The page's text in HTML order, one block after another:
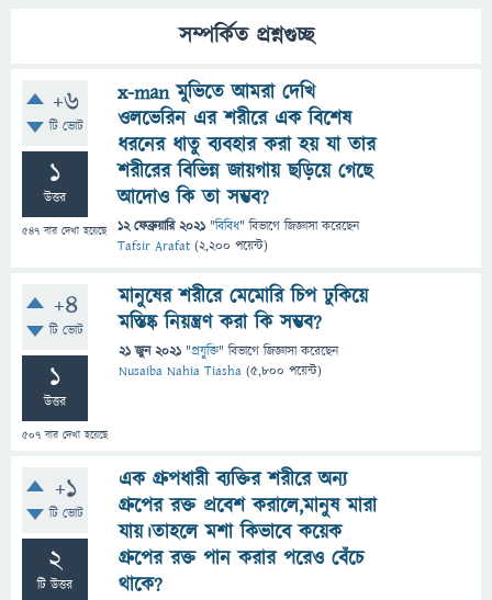
সম্পর্কিত প্রশ্নগুচ্ছ
+6
টি ভোট
1
উত্তর
547 বার দেখা হয়েছে
x-man মুভিতে আমরা দেখি
ওলভেরিন এর শরীরে এক বিশেষ
ধরনের ধাতু ব্যবহার করা হয় যা তার
শরীরের বিভিন্ন জায়গায় ছড়িয়ে গেছে
আদোও কি তা সম্ভব?
12 ফেব্রুয়ারি 2021 "বিবিধ" বিভাগে জিজ্ঞাসাকরেছেন
Tafsir Arafat (2,200 পয়েন্ট)
+4
টি ভোট
1
উত্তর
507 বার দেখা হয়েছে
মানুষের শরীরে মেমোরি চিপ ঢুকিয়ে
মস্তিষ্ক নিয়ন্ত্রণ করা কি সম্ভব?
21 জুন 2021 "প্রযুক্তি" বিভাগে জিজ্ঞাসাকরেছেন
Nusaiba Nahia Tiasha (5,800 পয়েন্ট)
+1
টি ভোট
2
টি উত্তর
এক গ্রুপধারী ব্যক্তির শরীরে অন্য
গ্রুপের রক্ত প্রবেশ করালে,মানুষ মারা
যায়।তাহলে মশা কিভাবে কয়েক
গ্রুপের রক্ত পান করার পরেও বেঁচে
থাকে?